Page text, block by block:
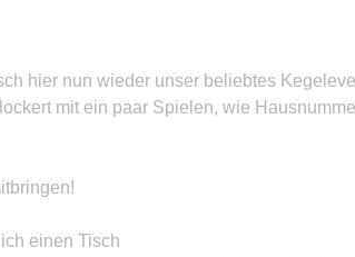
hier nun wieder unser beliebtes
mit ein paar Spielen, wie
einen Tisch